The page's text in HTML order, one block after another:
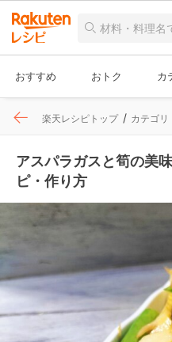
おすすめ おトク カ
楽天レシピトップ カテゴリ
アスパラガスと筍の美
ピ・作り方